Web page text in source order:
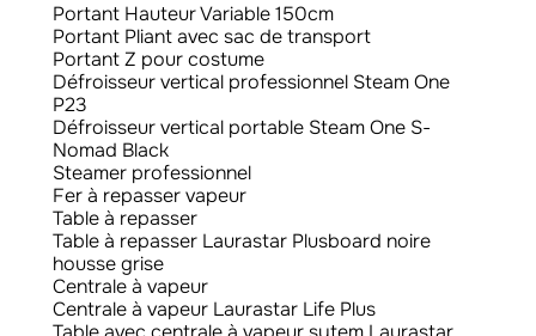
Portant Hauteur Variable 150cm
Portant Pliant avec sac de transport
Portant Z pour costume
Défroisseur vertical professionnel Steam One
P23
Défroisseur vertical portable Steam One S-
Nomad Black
Steamer professionnel
Fer à repasser vapeur
Table à repasser
Table à repasser Laurastar Plusboard noire
housse grise
Centrale à vapeur
Centrale à vapeur Laurastar Life Plus